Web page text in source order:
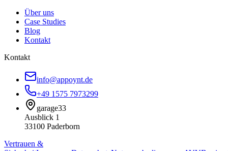
Über uns
Case Studies
Blog
Kontakt
Kontakt
info@appoynt.de
+49 1575 7973299
garage33
Ausblick 1
33100 Paderborn
Vertrauen &